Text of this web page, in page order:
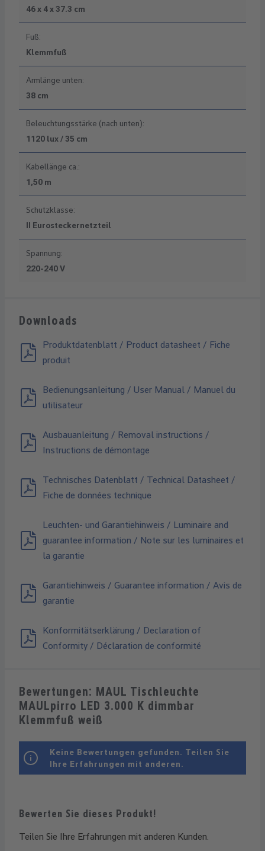
46 x 4 x 37.3 cm
Fuß:
Klemmfuß
Armlänge unten:
38 cm
Beleuchtungsstärke (nach unten):
1120 lux / 35 cm
Kabellänge ca.:
1,50 m
Schutzklasse:
II Eurosteckernetzteil
Spannung:
220-240 V
Downloads
Produktdatenblatt / Product datasheet / Fiche
produit
Bedienungsanleitung / User Manual / Manuel du
utilisateur
Ausbauanleitung / Removal instructions /
Instructions de démontage
Technisches Datenblatt / Technical Datasheet /
Fiche de données technique
Leuchten- und Garantiehinweis / Luminaire and
guarantee information / Note sur les luminaires et
la garantie
Garantiehinweis / Guarantee information / Avis de
garantie
Konformitätserklärung / Declaration of
Conformity / Déclaration de conformité
Bewertungen: MAUL Tischleuchte
MAULpirro LED 3.000 K dimmbar
Klemmfuß weiß
Bewerten Sie dieses Produkt!
Teilen Sie Ihre Erfahrungen mit anderen Kunden.
Keine Bewertungen gefunden. Teilen Sie
Ihre Erfahrungen mit anderen.